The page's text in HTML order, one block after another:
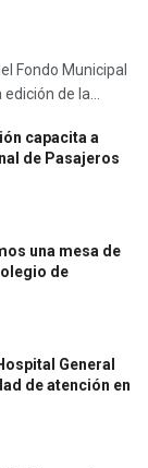
Fondo Municipal
de la...
capacita a
de Pasajeros
una mesa de
de
General
de atención en